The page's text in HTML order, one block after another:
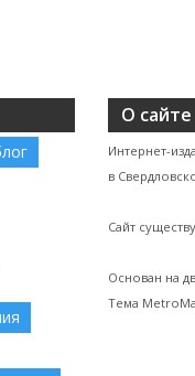
О сайте
Интернет-
в
Сайт
Основан на
Тема